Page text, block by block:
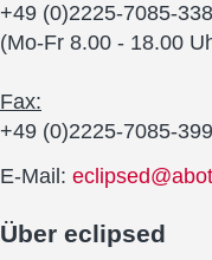
+49 (0)2225-7085-338
(Mo-Fr 8.00 - 18.00
Fax:
+49 (0)2225-7085-399
E-Mail:
Über eclipsed